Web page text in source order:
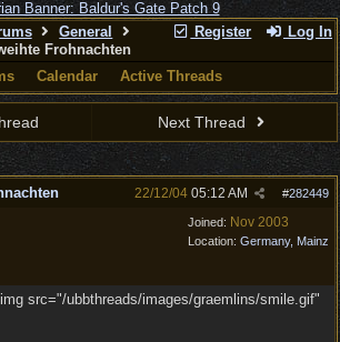
Register Log In
General
Frohnachten
Calendar Active Threads
Next Thread
#282449
22/12/04 05:12 AM
Joined: Nov 2003
Location: Germany, Mainz
src="/ubbthreads/images/graemlins/smile.gif"